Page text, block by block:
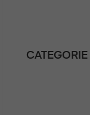
CATEGORIE